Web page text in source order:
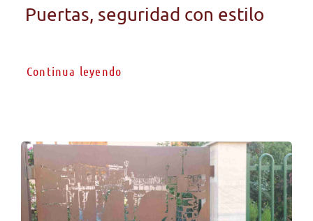
Puertas, seguridad con estilo
Continua leyendo